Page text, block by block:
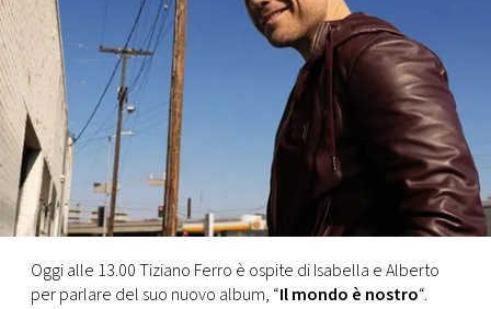
EVENTI
VIDEO
TV
PRINCIPATO
DI
MONACO
Oggi alle 13.00 Tiziano Ferro è ospite di Isabella e Alberto
per parlare del suo nuovo album, “Il mondo è nostro“.